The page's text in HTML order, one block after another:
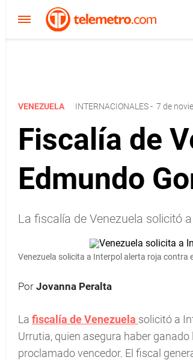
VENEZUELA INTERNACIONALES- 7 de
Fiscalía de
Edmundo
La fiscalía de Venezuela solicitó
Venezuela solicita a Interpol alerta roja contra
Por Jovanna Peralta
La fiscalía de Venezuela solicitó a
Urrutia, quien asegura haber
proclamado vencedor. El fiscal